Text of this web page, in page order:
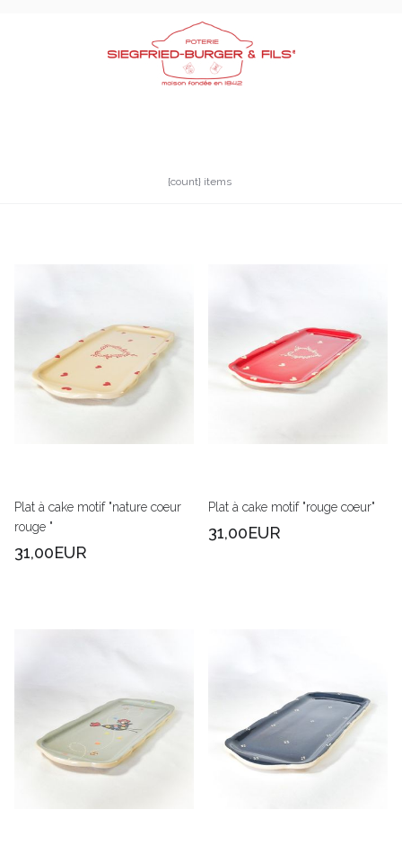
{count} items
Plat à cake motif "nature coeur
rouge "
31,00EUR
Plat à cake motif "rouge coeur"
31,00EUR